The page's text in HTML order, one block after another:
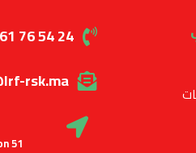
76 54 24
rsk.ma